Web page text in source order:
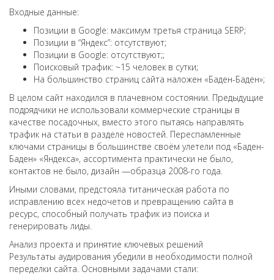
Входные данные:
Позиции в Google: максимум третья страница SERP;
Позиции в “Яндекс”: отсутствуют;
Позиции в Google: отсутствуют;;
Поисковый трафик: ~15 человек в сутки;
На большинство страниц сайта наложен «Баден-Баден»;
В целом сайт находился в плачевном состоянии. Предыдущие
подрядчики не использовали коммерческие страницы в
качестве посадочных, вместо этого пытаясь направлять
трафик на статьи в разделе новостей. Переспамленные
ключами страницы в большинстве своём улетели под «Баден-
Баден» «Яндекса», ассортимента практически не было,
контактов не было, дизайн —образца 2008-го года.
Иными словами, предстояла титаническая работа по
исправлению всех недочетов и превращению сайта в
ресурс, способный получать трафик из поиска и
генерировать лиды.
Анализ проекта и принятие ключевых решений
Результаты аудирования убедили в необходимости полной
переделки сайта. Основными задачами стали: